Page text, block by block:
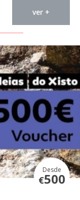
ver +
Desde
€500